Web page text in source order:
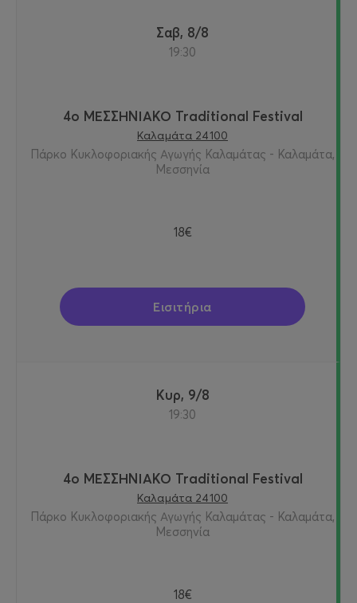
Σαβ, 8/8
19:30
4ο ΜΕΣΣΗΝΙΑΚΟ Traditional Festival
Καλαμάτα 24100
Πάρκο Κυκλοφοριακής Αγωγής Καλαμάτας - Καλαμάτα,
Μεσσηνία
18€
Εισιτήρια
Κυρ, 9/8
19:30
4ο ΜΕΣΣΗΝΙΑΚΟ Traditional Festival
Καλαμάτα 24100
Πάρκο Κυκλοφοριακής Αγωγής Καλαμάτας - Καλαμάτα,
Μεσσηνία
18€